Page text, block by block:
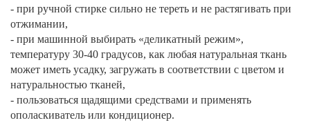
- при ручной стирке сильно не тереть и не растягивать при
отжимании,
- при машинной выбирать «деликатный режим»,
температуру 30-40 градусов, как любая натуральная ткань
может иметь усадку, загружать в соответствии с цветом и
натуральностью тканей,
- пользоваться щадящими средствами и применять
ополаскиватель или кондиционер.